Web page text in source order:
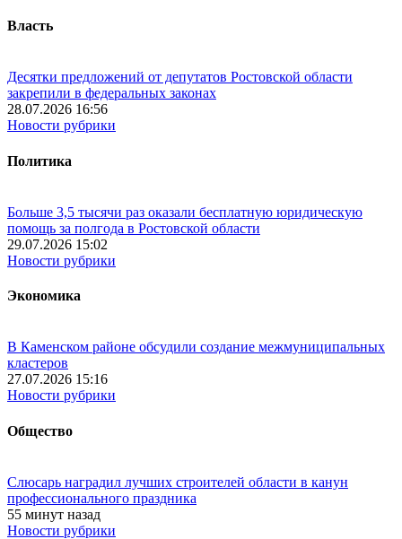
Власть
Десятки предложений от депутатов Ростовской области
закрепили в федеральных законах
28.07.2026 16:56
Новости рубрики
Политика
Больше 3,5 тысячи раз оказали бесплатную юридическую
помощь за полгода в Ростовской области
29.07.2026 15:02
Новости рубрики
Экономика
В Каменском районе обсудили создание межмуниципальных
кластеров
27.07.2026 15:16
Новости рубрики
Общество
Слюсарь наградил лучших строителей области в канун
профессионального праздника
55 минут назад
Новости рубрики